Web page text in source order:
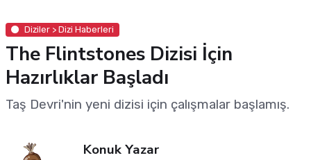
Diziler > Dizi Haberleri
The Flintstones Dizisi İçin
Hazırlıklar Başladı
Taş Devri'nin yeni dizisi için çalışmalar başlamış.
Konuk Yazar